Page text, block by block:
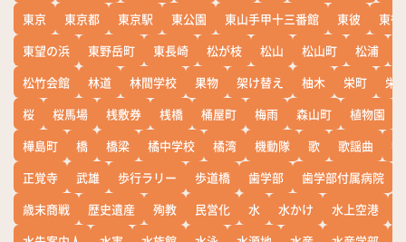
東京
東京都 東京駅 東公園 東山手甲十三番館 東彼
東彼
東望の浜
東野岳町 東長崎 松が枝 松山 松山町 松浦
松竹会館
林道 林間学校 果物 架け替え 柚木 栄町
栄
桜
桜馬場 桟敷券 桟橋 桶屋町 梅雨 森山町 植物園
樺島町
橋 橋梁 橘中学校 橘湾 機動隊 歌 歌謡曲
正覚寺
武雄 歩行ラリー 歩道橋 歯学部 歯学部付属病院
歳末商戦
歴史遺産 殉教 民営化 水 水かけ 水上空港